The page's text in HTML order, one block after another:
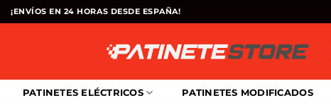
Saltar
al
¡ENVÍOS EN 24 HORAS DESDE ESPAÑA!
PATINETES ELÉCTRICOS PATINETES MODIFICADOS